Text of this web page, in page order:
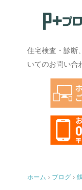
住宅検査・診断
いてのお問い合
ホーム › ブログ ›